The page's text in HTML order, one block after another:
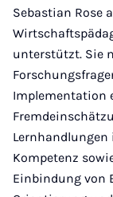
Sebastian Rose
unterstützt. Sie
Implementation
Lernhandlungen
Kompetenz
Einbindung von